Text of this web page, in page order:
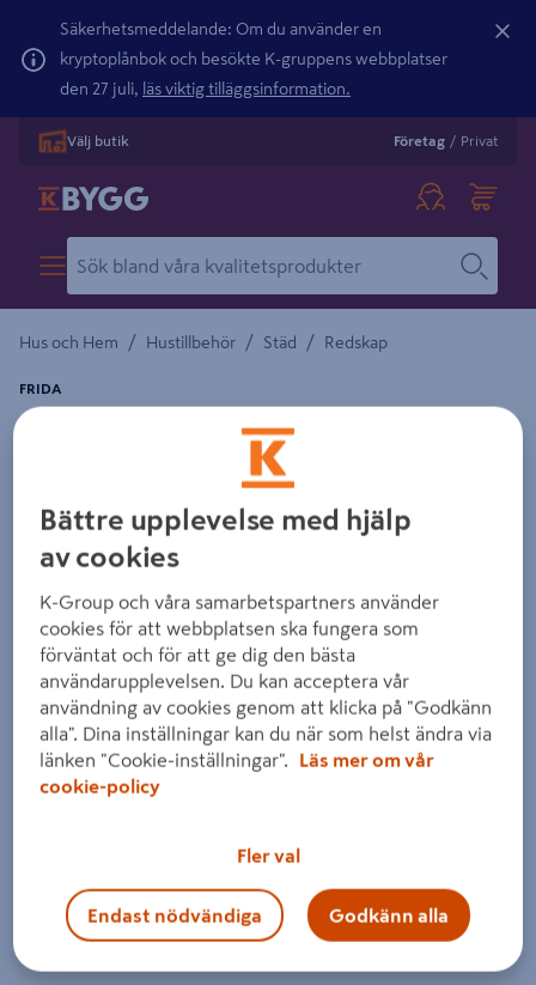
Säkerhetsmeddelande: Om du använder en
kryptoplånbok och besökte K-gruppens webbplatser
den 27 juli, läs viktig tilläggsinformation.
Välj butik Företag / Privat
Hus och Hem / Hustillbehör / Städ / Redskap
URVRIDARE FRIDA TILL HINK 62200
FRIDA
Detaljerad beskrivning finns i produktbeskrivningsområdet
Bättre upplevelse med hjälp
av cookies
K-Group och våra samarbetspartners använder
cookies för att webbplatsen ska fungera som
förväntat och för att ge dig den bästa
användarupplevelsen. Du kan acceptera vår
användning av cookies genom att klicka på "Godkänn
alla". Dina inställningar kan du när som helst ändra via
länken "Cookie-inställningar".
Läs mer om vår
cookie-policy
Fler val
Endast nödvändiga Godkänn alla